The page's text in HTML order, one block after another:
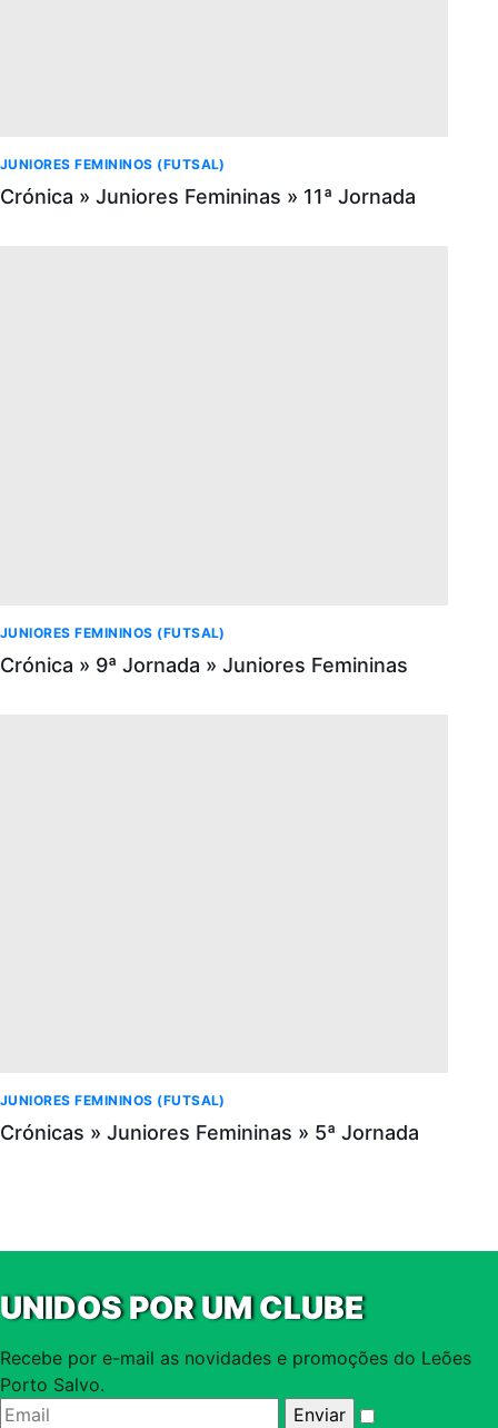
JUNIORES FEMININOS (FUTSAL)
Crónica » Juniores Femininas » 11ª Jornada
JUNIORES FEMININOS (FUTSAL)
Crónica » 9ª Jornada » Juniores Femininas
JUNIORES FEMININOS (FUTSAL)
Crónicas » Juniores Femininas » 5ª Jornada
UNIDOS POR UM CLUBE
Recebe por e-mail as novidades e promoções do Leões
Porto Salvo.